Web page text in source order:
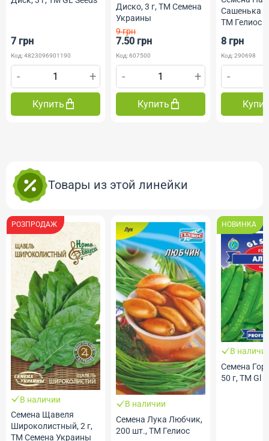
7 грн
Код: 4823096901190
- +
Купить
Диско, 3 г, ТМ Семена
Украины
9 грн
7.50 грн
Код: 607500
- +
Купить
Сашенька
ТМ Гелиос
8 грн
Код: 290698
-
Товары из этой линейки
РОЗПРОДАЖ
В наличии
Семена Щавеля
Широколистный, 2 г,
ТМ Семена Украины
В наличии
Семена Лука Любчик,
200 шт., ТМ Гелиос
НОВИНКА
В
Семена
50 г, ТМ Gl